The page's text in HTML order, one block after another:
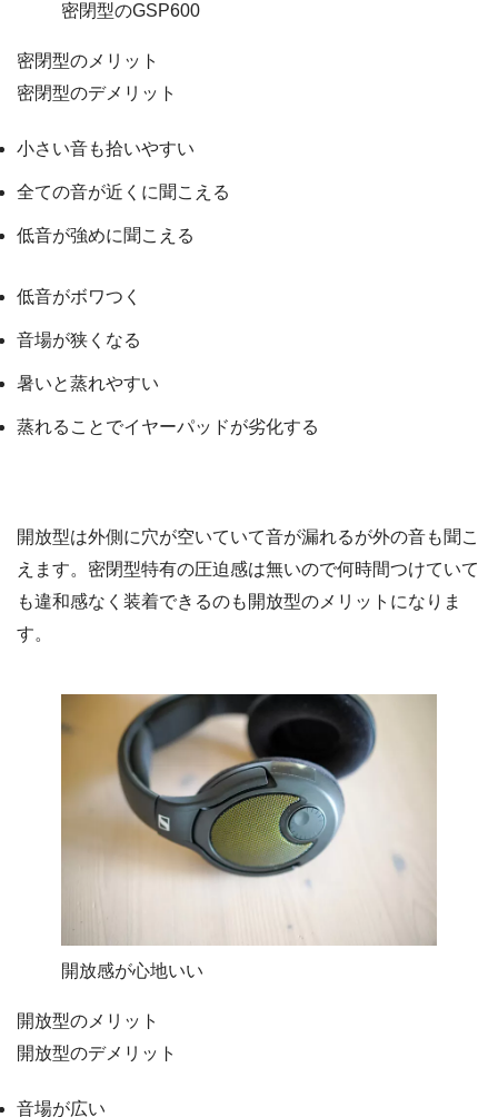
密閉型のGSP600
密閉型のメリット
密閉型のデメリット
小さい音も拾いやすい
全ての音が近くに聞こえる
低音が強めに聞こえる
低音がボワつく
音場が狭くなる
暑いと蒸れやすい
蒸れることでイヤーパッドが劣化する
開放型は外側に穴が空いていて音が漏れるが外の音も聞こ
えます。密閉型特有の圧迫感は無いので何時間つけていて
も違和感なく装着できるのも開放型のメリットになりま
す。
開放感が心地いい
開放型のメリット
開放型のデメリット
音場が広い